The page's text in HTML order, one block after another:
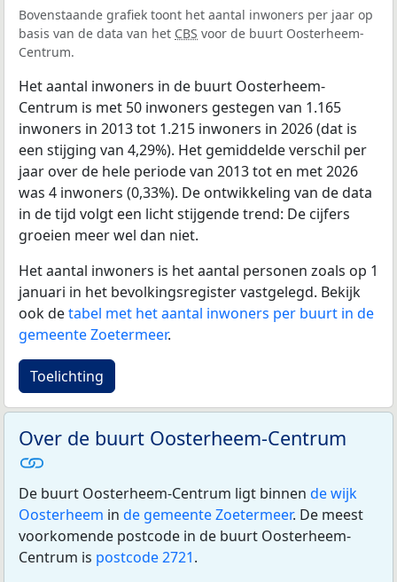
Bovenstaande grafiek toont het aantal inwoners per jaar op
basis van de data van het CBS voor de buurt Oosterheem-
Centrum.
Het aantal inwoners in de buurt Oosterheem-
Centrum is met 50 inwoners gestegen van 1.165
inwoners in 2013 tot 1.215 inwoners in 2026 (dat is
een stijging van 4,29%). Het gemiddelde verschil per
jaar over de hele periode van 2013 tot en met 2026
was 4 inwoners (0,33%). De ontwikkeling van de data
in de tijd volgt een licht stijgende trend: De cijfers
groeien meer wel dan niet.
Het aantal inwoners is het aantal personen zoals op 1
januari in het bevolkingsregister vastgelegd. Bekijk
ook detabel met het aantal inwoners per buurt in de
gemeente Zoetermeer.
Toelichting
Over de buurt Oosterheem-Centrum
De buurt Oosterheem-Centrum ligt binnen de wijk
Oosterheem in de gemeente Zoetermeer. De meest
voorkomende postcode in de buurt Oosterheem-
Centrum is postcode 2721.